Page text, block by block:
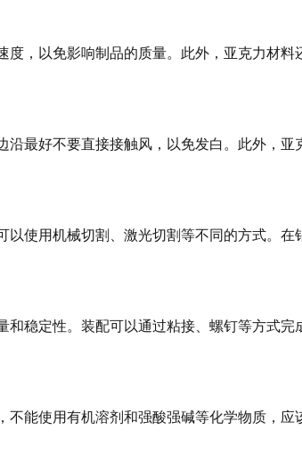
，以免影响制品的质量。此外，亚克力材
最好不要直接接触风，以免发白。此外，
使用机械切割、激光切割等不同的方式。
用手工和机器两种方法
稳定性。装配可以通过粘接、螺钉等方式
能使用有机溶剂和强酸强碱等化学物质，